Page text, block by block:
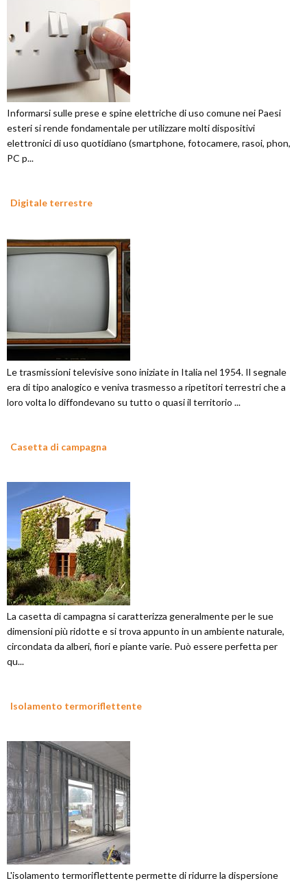
Informarsi sulle prese e spine elettriche di uso comune nei Paesi
esteri si rende fondamentale per utilizzare molti dispositivi
elettronici di uso quotidiano (smartphone, fotocamere, rasoi, phon,
PC p...
Digitale terrestre
Le trasmissioni televisive sono iniziate in Italia nel 1954. Il segnale
era di tipo analogico e veniva trasmesso a ripetitori terrestri che a
loro volta lo diffondevano su tutto o quasi il territorio ...
Casetta di campagna
La casetta di campagna si caratterizza generalmente per le sue
dimensioni più ridotte e si trova appunto in un ambiente naturale,
circondata da alberi, fiori e piante varie. Può essere perfetta per
qu...
Isolamento termoriflettente
L'isolamento termoriflettente permette di ridurre la dispersione